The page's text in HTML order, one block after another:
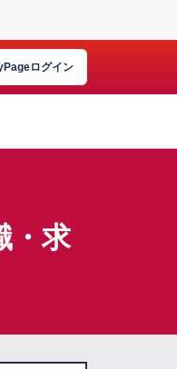
ログイン
・求